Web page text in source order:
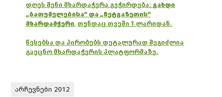
დღეს შენი მხარდაჭერა გვჭირდება: გახდი
„ბათუმელებისა“ და „ნეტგაზეთის“
მხარდამჭერი, თუნდაც თვეში 1 ლარიდან.
წესებსა და პირობებს დეტალურად შეგიძლია
გაეცნო მხარდაჭერის პლატფორმაზე.
არჩევნები 2012